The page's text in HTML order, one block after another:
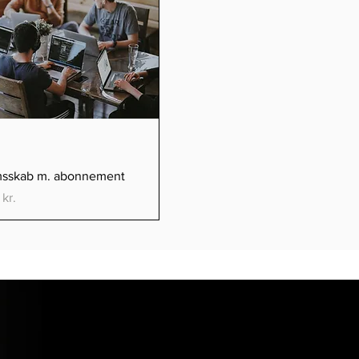
Hurtigvisning
m. abonnement